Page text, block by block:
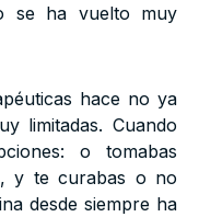
se ha vuelto muy
hace no ya
limitadas. Cuando
o tomabas
y te curabas o no
desde siempre ha